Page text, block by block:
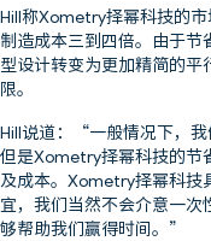
Hill称Xometry择幂科技的
制造成本三到四倍。由于
型设计转变为更加精简的
限。
Hill说道：“一般情况下，我
但是Xometry择幂科技的节
及成本。Xometry择幂科技
宜，我们当然不会介意一
够帮助我们赢得时间。”